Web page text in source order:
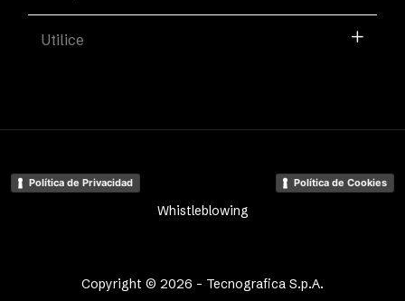
Utilice
Copyright © 2026 - Tecnografica S.p.A.
Política de Privacidad Política de Cookies
Whistleblowing